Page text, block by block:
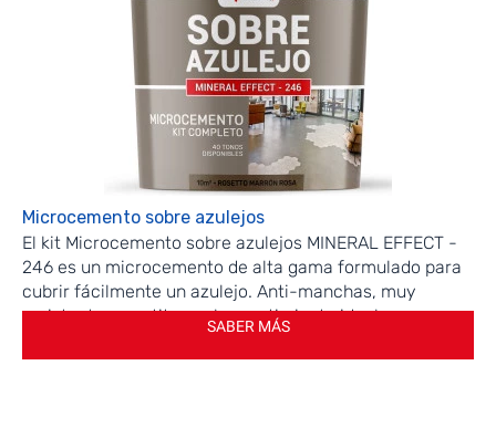
Microcemento sobre azulejos
El kit Microcemento sobre azulejos MINERAL EFFECT -
246 es un microcemento de alta gama formulado para
cubrir fácilmente un azulejo. Anti-manchas, muy
resistente, constituye el revestimiento ideal en
renovación de cuarto de baño, de cocina, de todas las
superficies con azulejos. Para rellenar las juntas de su
SABER MÁS